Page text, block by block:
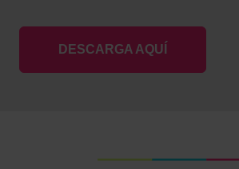
DESCARGA AQUÍ